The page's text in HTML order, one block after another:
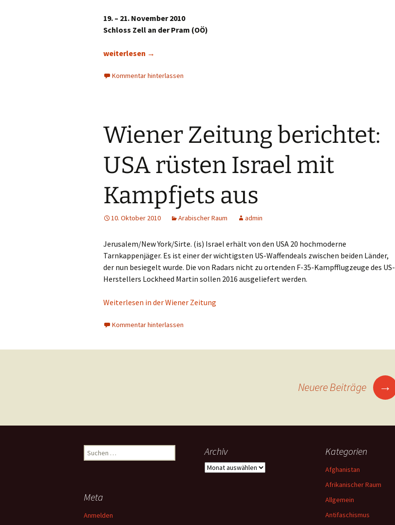
19. – 21. November 2010
Schloss Zell an der Pram (OÖ)
8. Konferenz Zivilgesellschaft
weiterlesen →
Kommentar hinterlassen
Wiener Zeitung berichtet:
USA rüsten Israel mit
Kampfjets aus
10. Oktober 2010 Arabischer Raum admin
Jerusalem/New York/Sirte. (is) Israel erhält von den USA 20 hochmoderne
Tarnkappenjäger. Es ist einer der wichtigsten US-Waffendeals zwischen beiden Länder,
der nun besiegelt wurde. Die von Radars nicht zu ortenden F-35-Kampfflugzeuge des US-
Herstellers Lockheed Martin sollen 2016 ausgeliefert werden.
Weiterlesen in der Wiener Zeitung
Kommentar hinterlassen
Neuere Beiträge →
Suchen
nach:
Archiv
Archiv
Kategorien
Afghanistan
Afrikanischer Raum
Allgemein
Antifaschismus
Meta
Anmelden